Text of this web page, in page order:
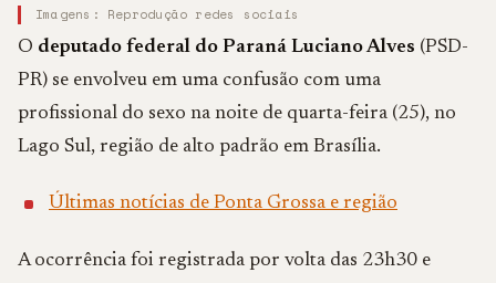
Imagens: Reprodução redes sociais
O deputado federal do Paraná Luciano Alves (PSD-
PR) se envolveu em uma confusão com uma
profissional do sexo na noite de quarta-feira (25), no
Lago Sul, região de alto padrão em Brasília.
Últimas notícias de Ponta Grossa e região
A ocorrência foi registrada por volta das 23h30 e